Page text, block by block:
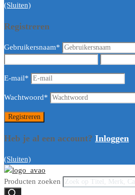
(Sluiten)
Registreren
Gebruikersnaam*
E-mail*
Wachtwoord*
Heb je al een account? Inloggen
(Sluiten)
Producten zoeken